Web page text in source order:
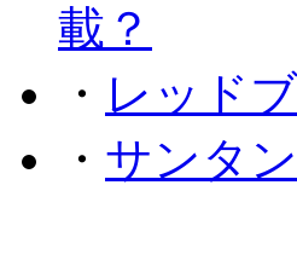
載？
・ レッド
・ サンタ